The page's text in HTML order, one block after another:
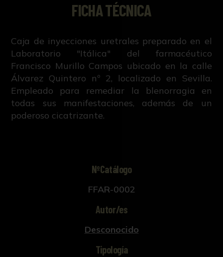
FICHA TÉCNICA
Caja de inyecciones uretrales preparado en el
Laboratorio "Itálica" del farmacéutico
Francisco Murillo Campos ubicado en la calle
Álvarez Quintero nº 2, localizado en Sevilla.
Empleado para remediar la blenorragia en
todas sus manifestaciones, además de un
poderoso cicatrizante.
NºCatálogo
FFAR-0002
Autor/es
Desconocido
Tipología